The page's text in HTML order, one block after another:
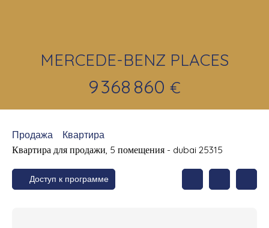
MERCEDE-BENZ PLACES
9 368 860 €
Продажа
Квартира
Квартира для продажи, 5 помещения - dubai 25315
Доступ к программе